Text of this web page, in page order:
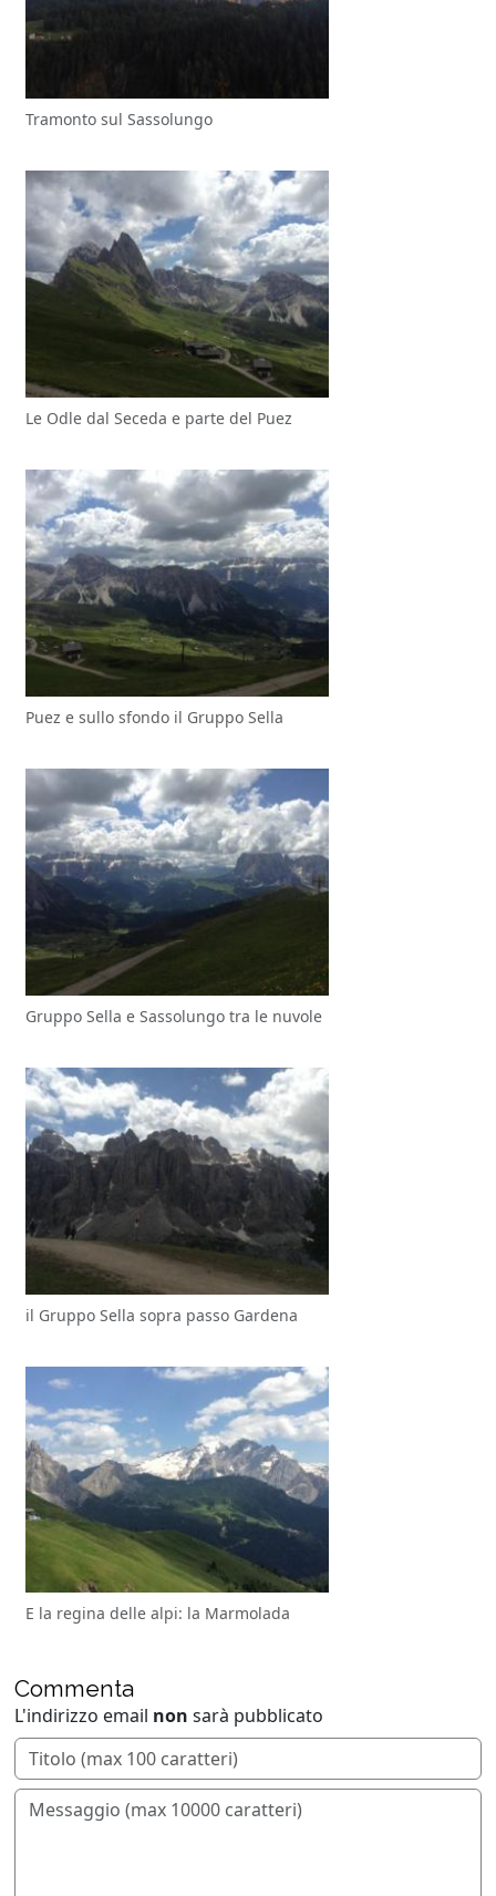
Tramonto sul Sassolungo
Le Odle dal Seceda e parte del Puez
Puez e sullo sfondo il Gruppo Sella
Gruppo Sella e Sassolungo tra le nuvole
il Gruppo Sella sopra passo Gardena
E la regina delle alpi: la Marmolada
Commenta
L'indirizzo email non sarà pubblicato